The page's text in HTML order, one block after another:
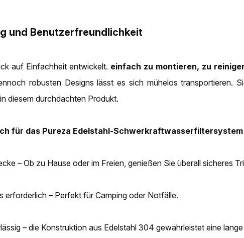
und Benutzerfreundlichkeit
auf Einfachheit entwickelt. einfach zu montieren, zu
robusten Designs lässt es sich mühelos transportieren.
diesem durchdachten Produkt.
für das Pureza Edelstahl-
– Ob zu Hause oder im Freien, genießen Sie überall sicheres
erforderlich – Perfekt für Camping oder Notfälle.
– die Konstruktion aus Edelstahl 304 gewährleistet eine